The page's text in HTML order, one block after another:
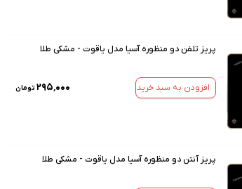
پریز تلفن دو منظوره آسیا مدل یاقوت - مشکی طلا
افزودن به سبد خرید ۲۹۵٬۰۰۰ تومان
پریز آنتن دو منظوره آسیا مدل یاقوت - مشکی طلا